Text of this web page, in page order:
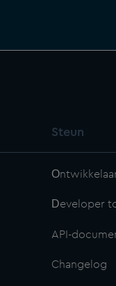
Steun
Developer
API-
Changelog